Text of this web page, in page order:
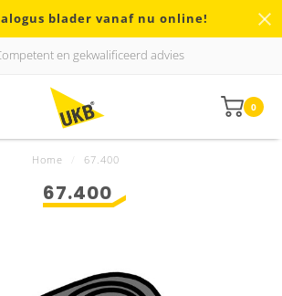
blader vanaf nu online!
en gekwalificeerd advies
0
Home 67.400
67.400